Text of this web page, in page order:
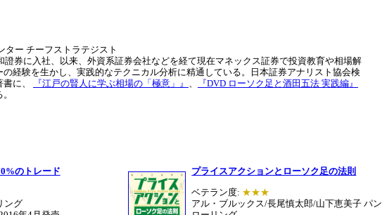
ター チーフストラテジスト
證券に入社、以来、外資系証券会社などを経て現在マネックス証券で投資教育や相場解
経験を生かし、実践的なテクニカル分析に精通している。日本証券アナリスト協会検
に、
『江戸の賢人に学ぶ相場の「極意」』 、
『DVD ローソク足と酒田五法 実践編』
のトレード
ング
プライスアクションとローソク足の法則
ベテラン度: ★★★
アル・ブルックス/長尾慎太郎/山下恵美子 パン